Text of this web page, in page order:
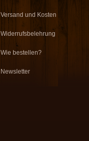
Versand und Kosten
Widerrufsbelehrung
Wie bestellen?
Newsletter